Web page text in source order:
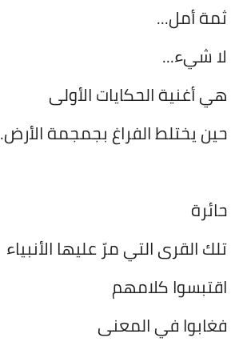
ثمة أمل...
لا شيء...
هي أغنية الحكايات الأولى
حين يختلط الفراغ بجمجمة الأرض.
حائرة
تلك القرى التي مرّ عليها الأنبياء
اقتبسوا كلامهم
فغابوا في المعنى